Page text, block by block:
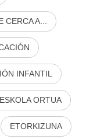
A...
INFANTIL
ESKOLA ORTUA
ETORKIZUNA